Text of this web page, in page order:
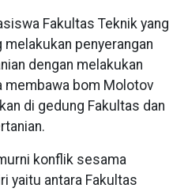
Fakultas Teknik yang
penyerangan
dengan melakukan
membawa bom Molotov
di gedung Fakultas dan
konflik sesama
yaitu antara Fakultas